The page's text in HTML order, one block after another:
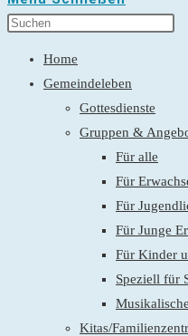
Home
Gemeindeleben
Gottesdienste
Gruppen &
Für alle
Für
Für
Für Junge
Für Kinder
Speziell für
Kitas/